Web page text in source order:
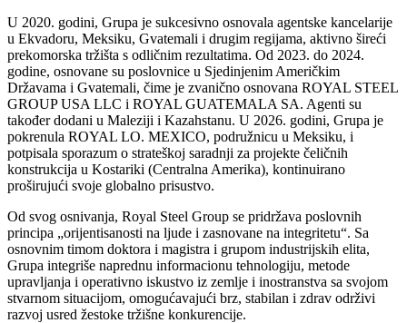
U 2020. godini, Grupa je sukcesivno osnovala agentske kancelarije
u Ekvadoru, Meksiku, Gvatemali i drugim regijama, aktivno šireći
prekomorska tržišta s odličnim rezultatima. Od 2023. do 2024.
godine, osnovane su poslovnice u Sjedinjenim Američkim
Državama i Gvatemali, čime je zvanično osnovana ROYAL STEEL
GROUP USA LLC i ROYAL GUATEMALA SA. Agenti su
također dodani u Maleziji i Kazahstanu. U 2026. godini, Grupa je
pokrenula ROYAL LO. MEXICO, podružnicu u Meksiku, i
potpisala sporazum o strateškoj saradnji za projekte čeličnih
konstrukcija u Kostariki (Centralna Amerika), kontinuirano
proširujući svoje globalno prisustvo.
Od svog osnivanja, Royal Steel Group se pridržava poslovnih
principa „orijentisanosti na ljude i zasnovane na integritetu“. Sa
osnovnim timom doktora i magistra i grupom industrijskih elita,
Grupa integriše naprednu informacionu tehnologiju, metode
upravljanja i operativno iskustvo iz zemlje i inostranstva sa svojom
stvarnom situacijom, omogućavajući brz, stabilan i zdrav održivi
razvoj usred žestoke tržišne konkurencije.